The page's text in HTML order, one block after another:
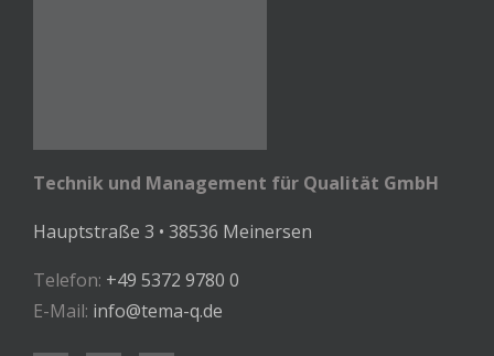
Technik und Management für Qualität GmbH
Hauptstraße 3 • 38536 Meinersen
Telefon: +49 5372 9780 0
E-Mail: info@tema-q.de